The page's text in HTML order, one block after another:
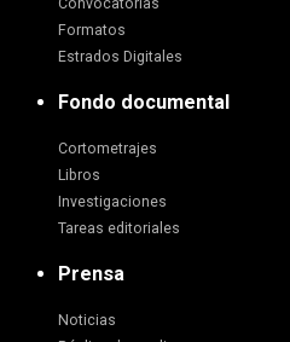
Convocatorias
Formatos
Estrados Digitales
Fondo documental
Cortometrajes
Libros
Investigaciones
Tareas editoriales
Prensa
Noticias